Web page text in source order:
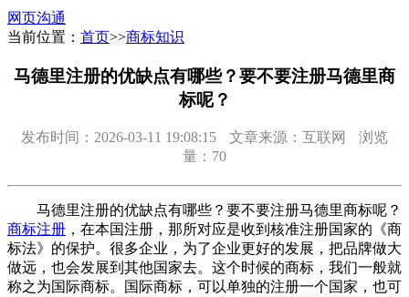
网页沟通
当前位置： 首页>>商标知识
马德里注册的优缺点有哪些？要不要注册马德里商
标呢？
发布时间：2026-03-11 19:08:15 文章来源：互联网
浏览
量：70
马德里注册的优缺点有哪些？要不要注册马德里商标呢？
商标注册 ，在本国注册，那所对应是收到核准注册国家的《商
标法》的保护。很多企业，为了企业更好的发展，把品牌做大
做远，也会发展到其他国家去。这个时候的商标，我们一般就
称之为国际商标。国际商标，可以单独的注册一个国家，也可